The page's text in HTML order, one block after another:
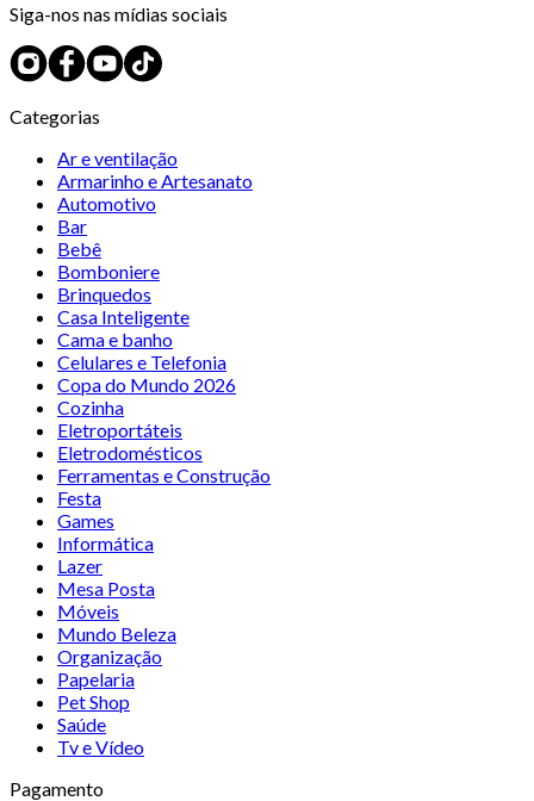
Siga-nos nas mídias sociais
Categorias
Ar e ventilação
Armarinho e Artesanato
Automotivo
Bar
Bebê
Bomboniere
Brinquedos
Casa Inteligente
Cama e banho
Celulares e Telefonia
Copa do Mundo 2026
Cozinha
Eletroportáteis
Eletrodomésticos
Ferramentas e Construção
Festa
Games
Informática
Lazer
Mesa Posta
Móveis
Mundo Beleza
Organização
Papelaria
Pet Shop
Saúde
Tv e Vídeo
Pagamento